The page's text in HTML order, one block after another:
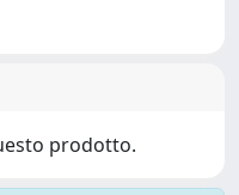
prodotto.